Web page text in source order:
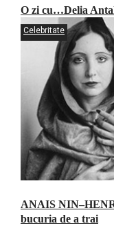
O zi cu…Delia
Celebritate
ANAIS
bucuria de a trai